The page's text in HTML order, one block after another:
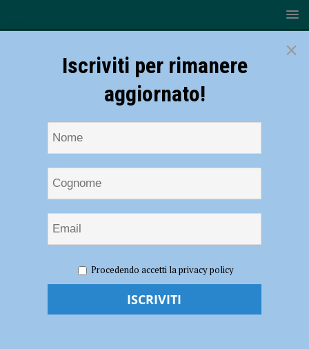
di Santa Maria di Campagna, Massimo Cacciari il 7 maggio chiude la
settimana dantesca
Anniversario di Santa Maria di Campagna,
×
Iscriviti per rimanere
aggiornato!
Procedendo accetti la privacy policy